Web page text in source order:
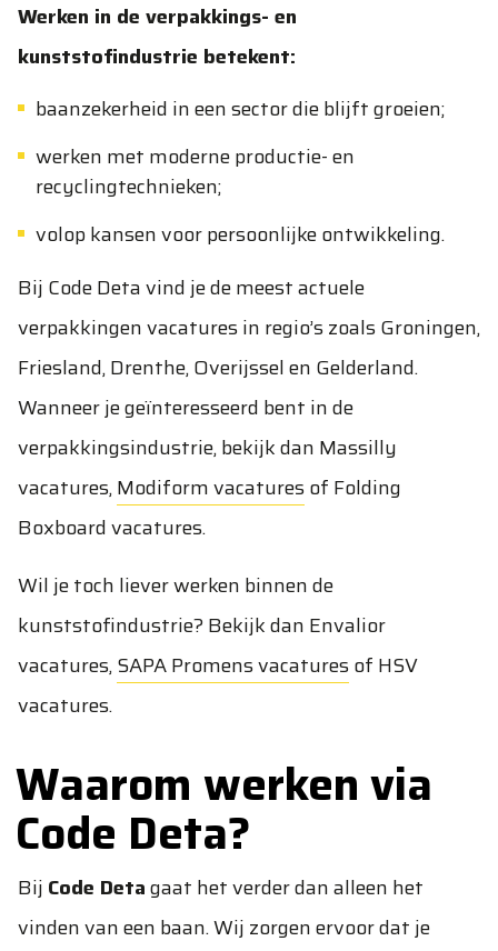
Werken in de verpakkings- en
kunststofindustrie betekent:
baanzekerheid in een sector die blijft groeien;
werken met moderne productie- en
recyclingtechnieken;
volop kansen voor persoonlijke ontwikkeling.
Bij Code Deta vind je de meest actuele
verpakkingen vacatures in regio’s zoals Groningen,
Friesland, Drenthe, Overijssel en Gelderland.
Wanneer je geïnteresseerd bent in de
verpakkingsindustrie, bekijk dan Massilly
vacatures,Modiform vacaturesof Folding
Boxboard vacatures.
Wil je toch liever werken binnen de
kunststofindustrie? Bekijk dan Envalior
vacatures,SAPA Promens vacaturesof HSV
vacatures.
Waarom werken via
Code Deta?
Bij Code Detagaat het verder dan alleen het
vinden van een baan. Wij zorgen ervoor dat je